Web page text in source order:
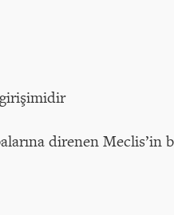
direnen Meclis’in